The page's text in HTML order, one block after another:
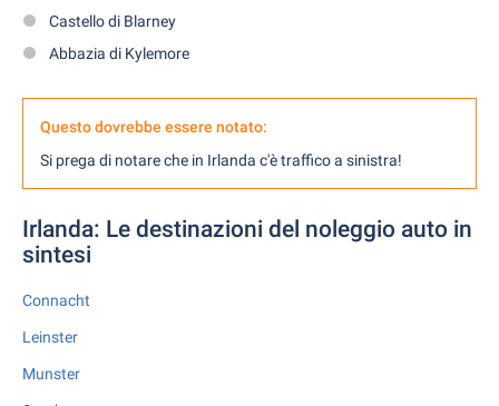
Castello di Blarney
Abbazia di Kylemore
Questo dovrebbe essere notato:
Si prega di notare che in Irlanda c'è traffico a sinistra!
Irlanda: Le destinazioni del noleggio auto in
sintesi
Connacht
Leinster
Munster